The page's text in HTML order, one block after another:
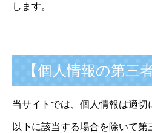
します。
【個人情報の第三
当サイトでは、個人情報は適切
以下に該当する場合を除いて